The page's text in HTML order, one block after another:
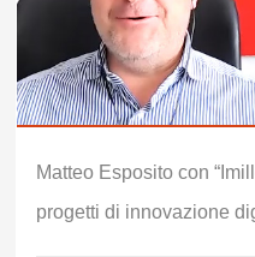
Matteo Esposito con
progetti di innovazione